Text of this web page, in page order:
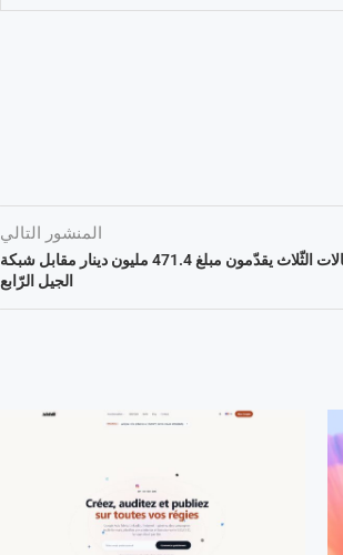
المنشور التالي
مشغّلوا الإتّصالات الثّلاث يقدّمون مبلغ 471.4 مليون دينار مقابل شبكة
الجيل الرّابع